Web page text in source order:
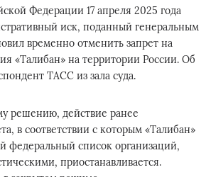
Федерации 17 апреля 2025 года
иск, поданный генеральным
временно отменить запрет на
«Талибан» на территории России. Об
ТАСС из зала суда.
решению, действие ранее
в соответствии с которым «Талибан»
федеральный список организаций,
приостанавливается.